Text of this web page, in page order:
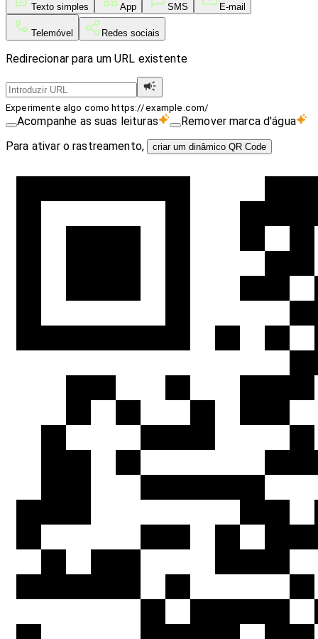
Texto simples App SMS E-mail
Telemóvel Redes sociais
Redirecionar para um URL existente
Experimente algo como https://example.com/
Acompanhe as suas leituras
Remover marca d'água
Para ativar o rastreamento,
criar um dinâmico QR Code